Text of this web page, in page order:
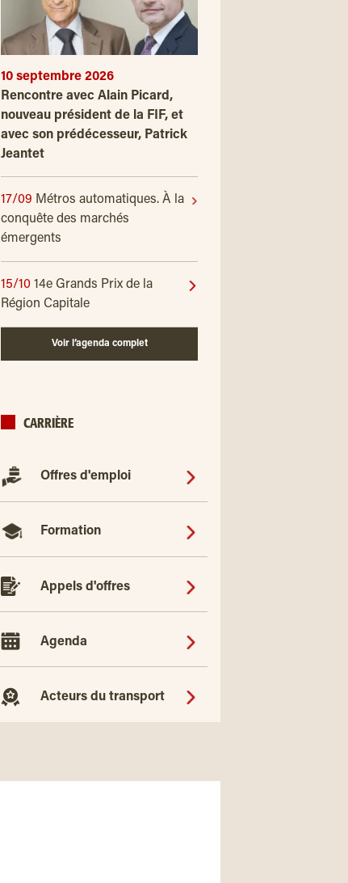
10 septembre 2026
Rencontre avec Alain Picard,
nouveau président de la FIF, et
avec son prédécesseur, Patrick
Jeantet
17/09 Métros automatiques. À la
conquête des marchés
émergents
15/10 14e Grands Prix de la
Région Capitale
Voir l’agenda complet
CARRIÈRE
Offres d'emploi
Formation
Appels d'offres
Agenda
Acteurs du transport